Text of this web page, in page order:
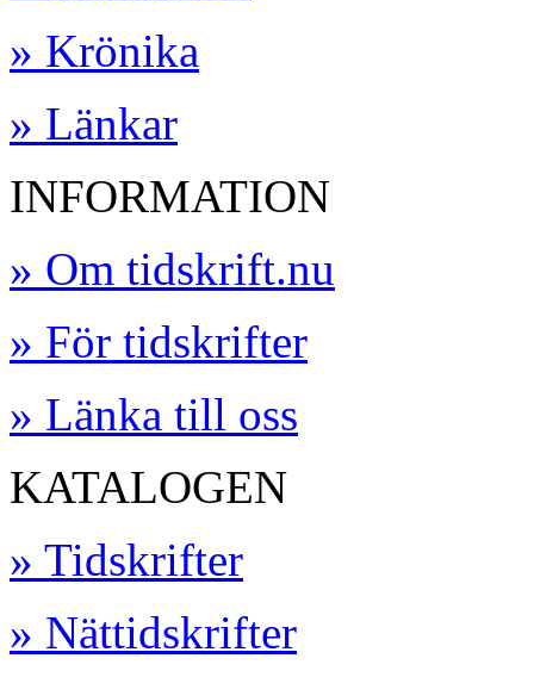
» Krönika
» Länkar
INFORMATION
» Om tidskrift.nu
» För tidskrifter
» Länka till oss
KATALOGEN
» Tidskrifter
» Nättidskrifter